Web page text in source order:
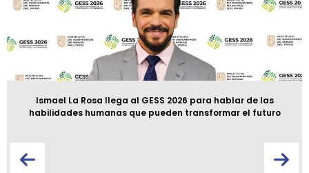
Ismael La Rosa llega al GESS 2026 para hablar de las
habilidades humanas que pueden transformar el futuro